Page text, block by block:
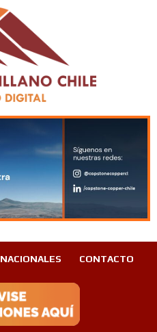
NACIONALES CONTACTO